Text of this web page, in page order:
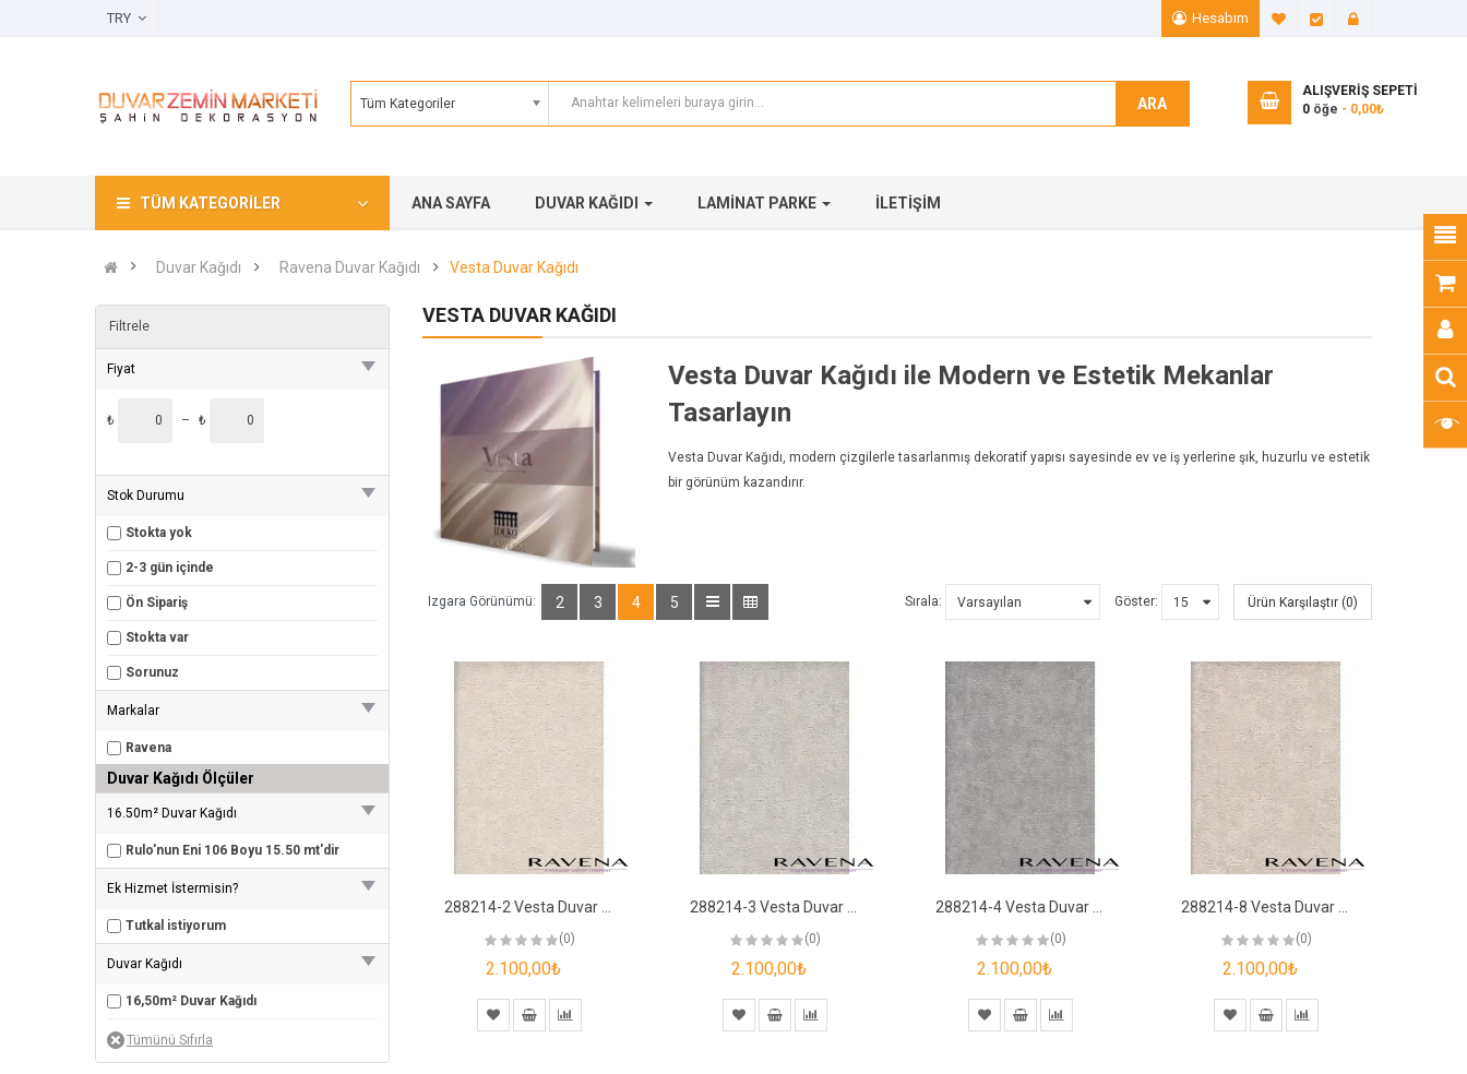
Hesabım A. Listem (0)
Ödeme
Tüm Kategoriler ARA
ALIŞVERIŞ SEPETI
0 öğe - 0,00₺
TÜM KATEGORILER ANA SAYFA DUVAR KAĞIDI LAMINAT PARKE İLETIŞIM
Duvar Kağıdı Ravena Duvar Kağıdı Vesta Duvar Kağıdı
Filtrele
Fiyat
₺ – ₺
Stok Durumu
Stokta yok
2-3 gün içinde
Ön Sipariş
Stokta var
Sorunuz
Markalar
Ravena
Duvar Kağıdı Ölçüler
16.50m² Duvar Kağıdı
Rulo'nun Eni 106 Boyu 15.50 mt'dir
Ek Hizmet İstermisin?
Tutkal istiyorum
Duvar Kağıdı
16,50m² Duvar Kağıdı
VESTA DUVAR KAĞIDI
Vesta Duvar Kağıdı ile Modern ve Estetik Mekanlar
Tasarlayın
Vesta Duvar Kağıdı, modern çizgilerle tasarlanmış dekoratif yapısı sayesinde ev ve iş yerlerine şık, huzurlu ve estetik
bir görünüm kazandırır.
Izgara Görünümü: 2 3 4 5 Sırala: Göster: Ürün Karşılaştır (0)
(0)
2.100,00₺
(0)
2.100,00₺
(0)
2.100,00₺
(0)
2.100,00₺